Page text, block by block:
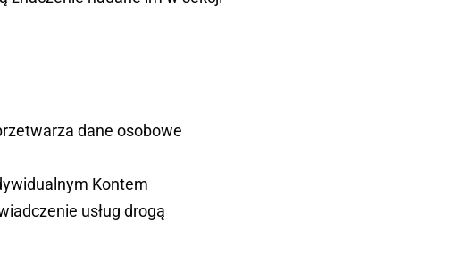
dane osobowe
Kontem
usług drogą